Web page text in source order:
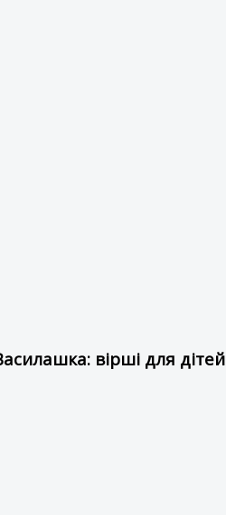
вірші для дітей